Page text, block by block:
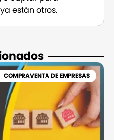
están otros.
COMPRAVENTA DE EMPRESAS